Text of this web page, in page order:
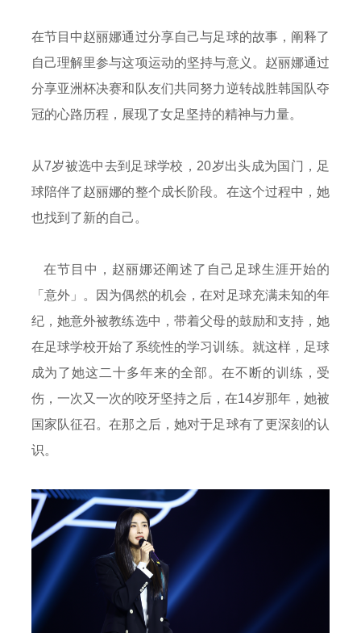
在节目中赵丽娜通过分享自己与足球的故事，阐释了
自己理解里参与这项运动的坚持与意义。赵丽娜通过
分享亚洲杯决赛和队友们共同努力逆转战胜韩国队夺
冠的心路历程，展现了女足坚持的精神与力量。
从7岁被选中去到足球学校，20岁出头成为国门，足
球陪伴了赵丽娜的整个成长阶段。在这个过程中，她
也找到了新的自己。
在节目中，赵丽娜还阐述了自己足球生涯开始的
「意外」。因为偶然的机会，在对足球充满未知的年
纪，她意外被教练选中，带着父母的鼓励和支持，她
在足球学校开始了系统性的学习训练。就这样，足球
成为了她这二十多年来的全部。在不断的训练，受
伤，一次又一次的咬牙坚持之后，在14岁那年，她被
国家队征召。在那之后，她对于足球有了更深刻的认
识。